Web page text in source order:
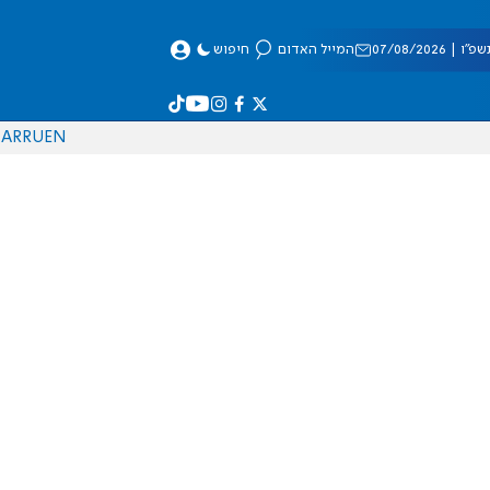
08/2026 המייל האדום חיפוש
EN
RU
AR